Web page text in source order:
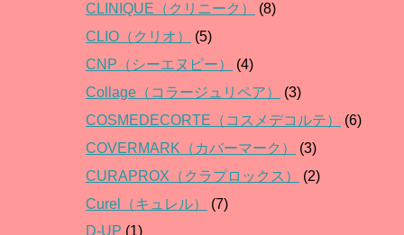
CLINIQUE（クリニーク）
(8)
CLIO（クリオ）
(5)
CNP（シーエヌピー）
(4)
Collage（コラージュリペア）
(3)
COSMEDECORTE（コスメデコルテ）
(6)
COVERMARK（カバーマーク）
(3)
CURAPROX（クラプロックス）
(2)
Curel（キュレル）
(7)
D-UP (1)